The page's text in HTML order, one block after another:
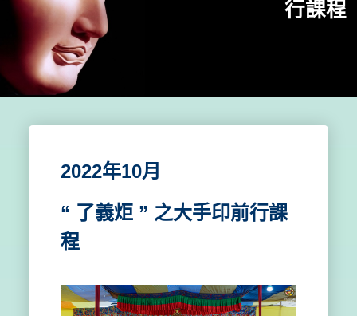
行課程
2022年10月
“ 了義炬 ” 之大手印前行課
程